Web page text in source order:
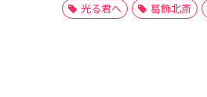
光る君へ
葛飾北斎